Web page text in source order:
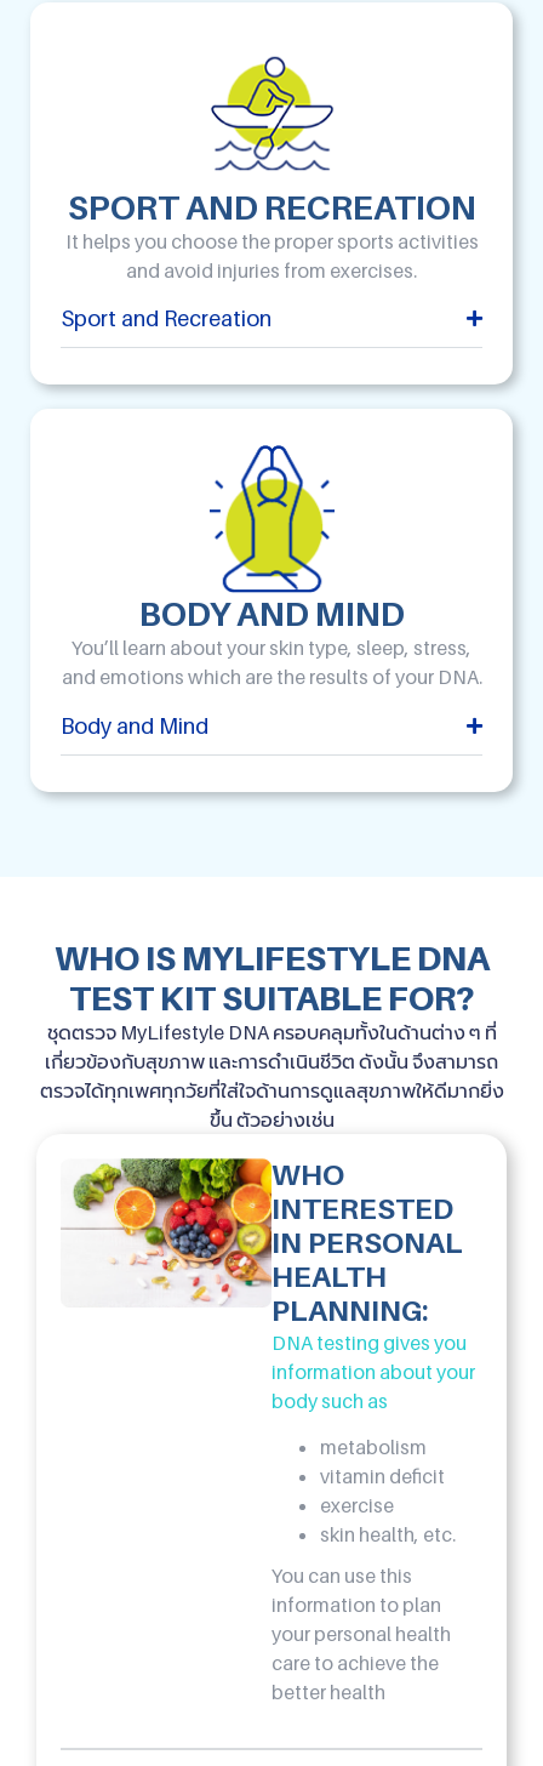
SPORT AND RECREATION
It helps you choose the proper sports activities
and avoid injuries from exercises.
Sport and Recreation
BODY AND MIND
You’ll learn about your skin type, sleep, stress,
and emotions which are the results of your DNA.
Body and Mind
WHO IS MYLIFESTYLE DNA
TEST KIT SUITABLE FOR?
ชุดตรวจ MyLifestyle DNA ครอบคลุมทั้งในด้านต่าง ๆ ที่
เกี่ยวข้องกับสุขภาพ และการดำเนินชีวิต ดังนั้น จึงสามารถ
ตรวจได้ทุกเพศทุกวัยที่ใส่ใจด้านการดูแลสุขภาพให้ดีมากยิ่ง
ขึ้น ตัวอย่างเช่น
WHO
INTERESTED
IN PERSONAL
HEALTH
PLANNING:
DNA testing gives you
information about your
body such as
metabolism
vitamin deficit
exercise
skin health, etc.
You can use this
information to plan
your personal health
care to achieve the
better health